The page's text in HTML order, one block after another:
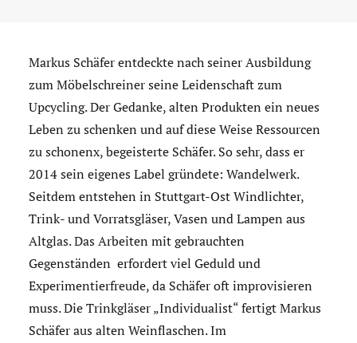
Markus Schäfer entdeckte nach seiner Ausbildung
zum Möbelschreiner seine Leidenschaft zum
Upcycling. Der Gedanke, alten Produkten ein neues
Leben zu schenken und auf diese Weise Ressourcen
zu schonenx, begeisterte Schäfer. So sehr, dass er
2014 sein eigenes Label gründete: Wandelwerk.
Seitdem entstehen in Stuttgart-Ost Windlichter,
Trink- und Vorratsgläser, Vasen und Lampen aus
Altglas. Das Arbeiten mit gebrauchten
Gegenständen erfordert viel Geduld und
Experimentierfreude, da Schäfer oft improvisieren
muss. Die Trinkgläser „Individualist“ fertigt Markus
Schäfer aus alten Weinflaschen. Im